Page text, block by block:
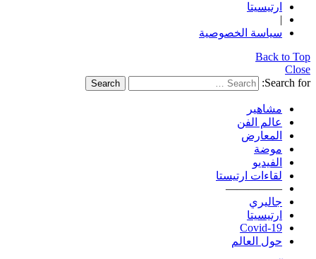
ارتيسيتا
|
سياسة الخصوصية
Back to Top
Close
Search for:
Search
مشاهير
عالم الفن
المعارض
موضة
الفيديو
لقاءات ارتيستا
—————
جاليري
ارتيسيتا
Covid-19
حول العالم